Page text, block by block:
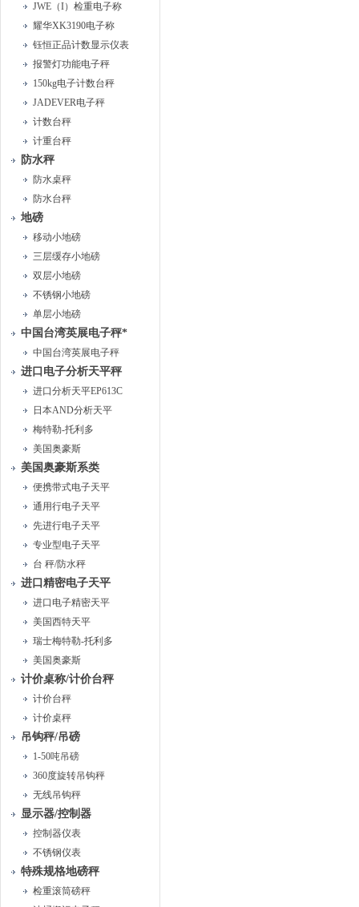
JWE（I）检重电子称
耀华XK3190电子称
钰恒正品计数显示仪表
报警灯功能电子秤
150kg电子计数台秤
JADEVER电子秤
计数台秤
计重台秤
防水秤
防水桌秤
防水台秤
地磅
移动小地磅
三层缓存小地磅
双层小地磅
不锈钢小地磅
单层小地磅
中国台湾英展电子秤*
中国台湾英展电子秤
进口电子分析天平秤
进口分析天平EP613C
日本AND分析天平
梅特勒-托利多
美国奥豪斯
美国奥豪斯系类
便携带式电子天平
通用行电子天平
先进行电子天平
专业型电子天平
台 秤/防水秤
进口精密电子天平
进口电子精密天平
美国西特天平
瑞士梅特勒-托利多
美国奥豪斯
计价桌称/计价台秤
计价台秤
计价桌秤
吊钩秤/吊磅
1-50吨吊磅
360度旋转吊钩秤
无线吊钩秤
显示器/控制器
控制器仪表
不锈钢仪表
特殊规格地磅秤
检重滚筒磅秤